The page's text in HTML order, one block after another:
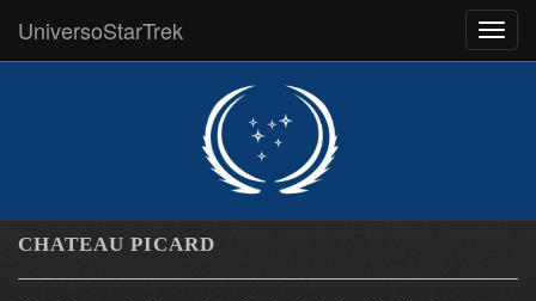
UniversoStarTrek
CHATEAU PICARD